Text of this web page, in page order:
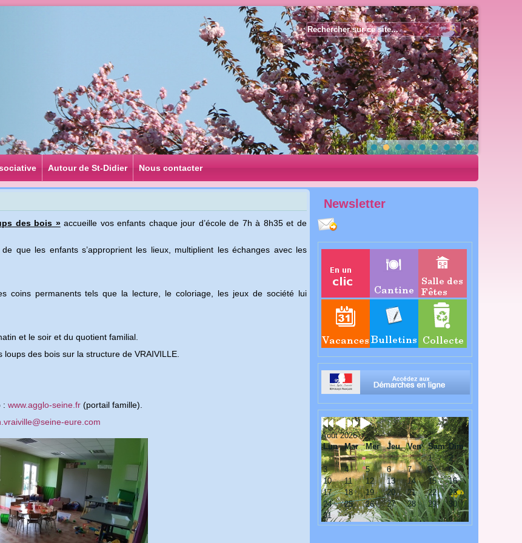
Autour de St-Didier Nous contacter
des bois »accueille vos enfants chaque jour d’école de 7h à 8h35 et de
que les enfants s’approprient les lieux, multiplient les échanges avec les
coins permanents tels que la lecture, le coloriage, les jeux de société lui
et le soir et du quotient familial.
des bois sur la structure de VRAIVILLE.
: www.agglo-seine.fr (portail famille).
eure.com
Newsletter
AnnéeMoisAnnéeMois
Août 2026
Lun
Mar Mer Jeu Ven Sam Dim
1
2
3
4 5 6 7 8
9
10
11 12 13 14 15
16
17
18 19 20 21 22
23
24
25 26 27 28 29
30
31